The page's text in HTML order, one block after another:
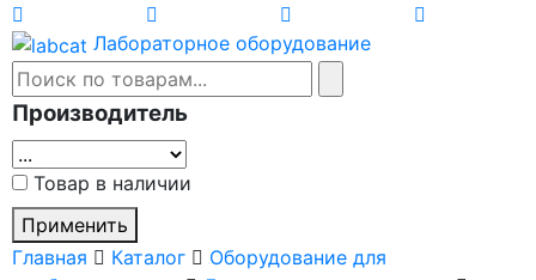
Лабораторное оборудование
Производитель
Товар в наличии
Применить
Главная
Каталог
Оборудование для